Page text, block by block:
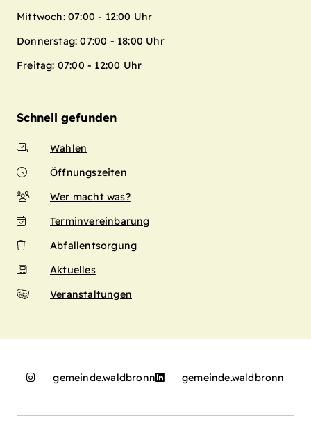
Mittwoch: 07:00 - 12:00 Uhr
Donnerstag: 07:00 - 18:00 Uhr
Freitag: 07:00 - 12:00 Uhr
Schnell gefunden
Wahlen
Öffnungszeiten
Wer macht was?
Terminvereinbarung
Abfallentsorgung
Aktuelles
Veranstaltungen
gemeinde.waldbronn gemeinde.waldbronn